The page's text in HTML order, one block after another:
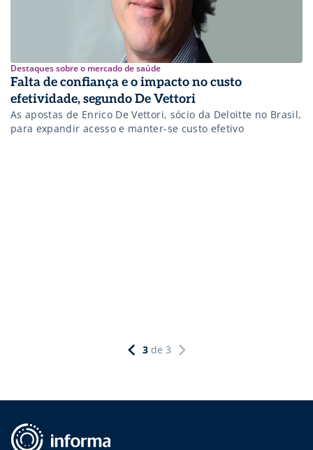
Destaques sobre o mercado de saúde
Falta de confiança e o impacto no custo
efetividade, segundo De Vettori
As apostas de Enrico De Vettori, sócio da Deloitte no Brasil,
para expandir acesso e manter-se custo efetivo
3 de 3